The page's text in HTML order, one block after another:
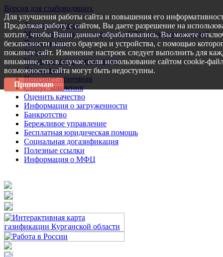
Версия для слабовидящих
Запись на прием
Меры поддержки участникам СВО и членам их семей
Пресс-центр
Услуги
Услуги в электронном виде
Документы
Интернет-приемная
Статус заявления
Оценить качество
Информация о загруженности
Банкротство
Бережливое управление
Бесплатная юридическая помощь
Социальная догазификация
Полезные ссылки
Информация о МФЦ
Для улучшения работы сайта и повышения его
Продолжая работу с сайтом, Вы даете разрешение на
хотите, чтобы Ваши данные обрабатывались, Вы можете
безопасности вашего браузера и устройства, с помощью
покиньте сайт. Изменение настроек следует выполнить для
внимание, что в случае, если использование сайтом cookie-
возможности сайта могут быть недоступны.
Принимаю